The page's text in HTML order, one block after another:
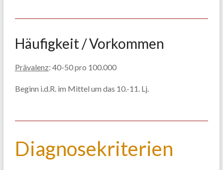
Häufigkeit / Vorkommen
Prävalenz: 40-50 pro 100.000
Beginn i.d.R. im Mittel um das 10.-11. Lj.
Diagnosekriterien